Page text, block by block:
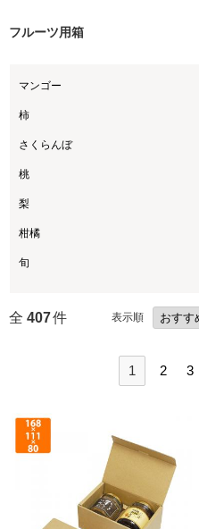
フルーツ用箱
マンゴー
柿
さくらんぼ
桃
梨
柑橘
旬
全 407件 表示順
1 2 3